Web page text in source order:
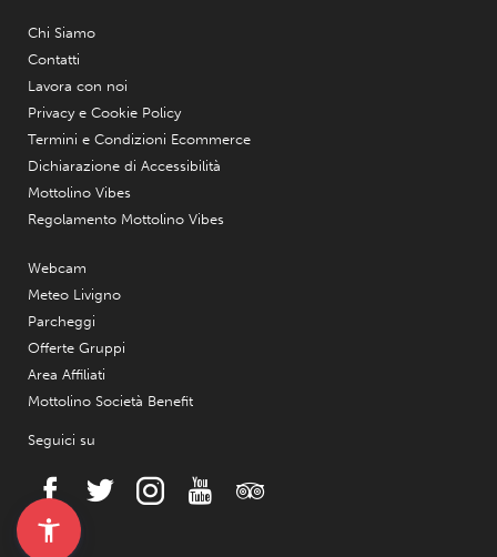
Chi Siamo
Contatti
Lavora con noi
Privacy e Cookie Policy
Termini e Condizioni Ecommerce
Dichiarazione di Accessibilità
Mottolino Vibes
Regolamento Mottolino Vibes
Webcam
Meteo Livigno
Parcheggi
Offerte Gruppi
Area Affiliati
Mottolino Società Benefit
Seguici su